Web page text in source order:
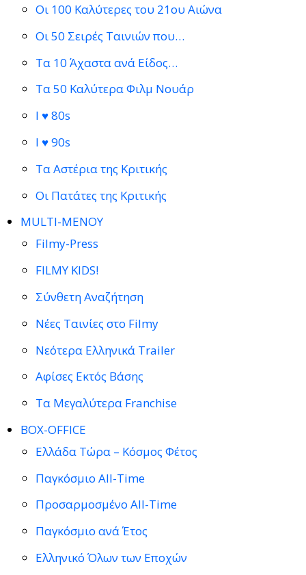
Οι 100 Καλύτερες του 21ου Αιώνα
Οι 50 Σειρές Ταινιών που…
Τα 10 Άχαστα ανά Είδος…
Τα 50 Καλύτερα Φιλμ Νουάρ
I ♥ 80s
I ♥ 90s
Τα Αστέρια της Κριτικής
Οι Πατάτες της Κριτικής
MULTI-ΜΕΝΟΥ
Filmy-Press
FILMY KIDS!
Σύνθετη Αναζήτηση
Νέες Ταινίες στο Filmy
Νεότερα Ελληνικά Trailer
Αφίσες Εκτός Βάσης
Τα Μεγαλύτερα Franchise
BOX-OFFICE
Ελλάδα Τώρα – Κόσμος Φέτος
Παγκόσμιο All-Time
Προσαρμοσμένο All-Time
Παγκόσμιο ανά Έτος
Ελληνικό Όλων των Εποχών